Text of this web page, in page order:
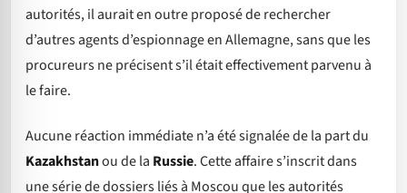
autorités, il aurait en outre proposé de rechercher
d’autres agents d’espionnage en Allemagne, sans que les
procureurs ne précisent s’il était effectivement parvenu à
le faire.
Aucune réaction immédiate n’a été signalée de la part du
Kazakhstanou de la Russie. Cette affaire s’inscrit dans
une série de dossiers liés à Moscou que les autorités